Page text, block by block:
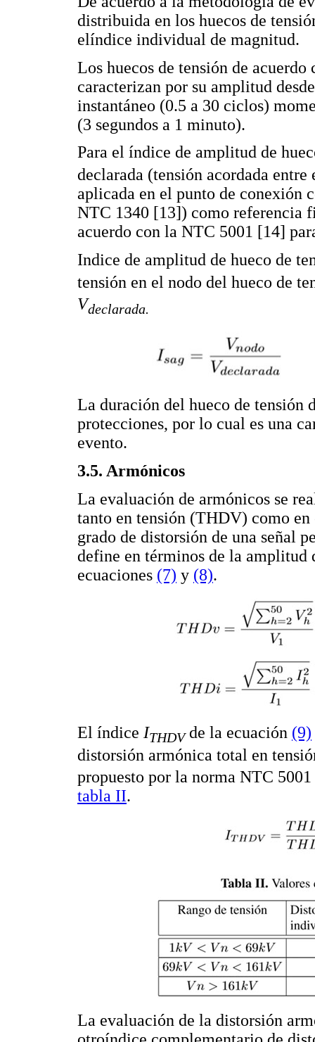
distribuida en los huecos de
elíndice individual de magnitud.
Los huecos de tensión de
caracterizan por su amplitud
instantáneo (0.5 a 30 ciclos)
(3 segundos a 1 minuto).
Para el índice de amplitud de
declarada (tensión acordada
aplicada en el punto de conexión
NTC 1340 [13]) como referencia
acuerdo con la NTC 5001 [14]
Indice de amplitud de hueco de
tensión en el nodo del hueco de
Vdeclarada.
La duración del hueco de tensión
protecciones, por lo cual es una
evento.
3.5. Armónicos
La evaluación de armónicos se
tanto en tensión (THDV) como
grado de distorsión de una señal
define en términos de la amplitud
ecuaciones (7) y (8).
El índice ITHDVde la ecuación (9)
distorsión armónica total en
propuesto por la norma NTC
tabla II.
La evaluación de la distorsión